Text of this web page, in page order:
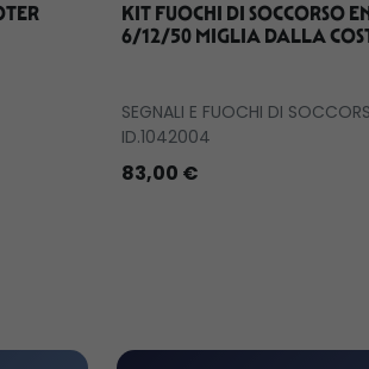
KIT FUOCHI DI SOCCORSO
6/12/50 MIGLIA DALLA
SEGNALI E FUOCHI DI
ID.1042004
83,00 €